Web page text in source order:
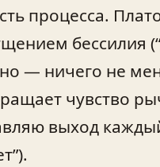
процесса.
бессилия
— ничего не
чувство
выход